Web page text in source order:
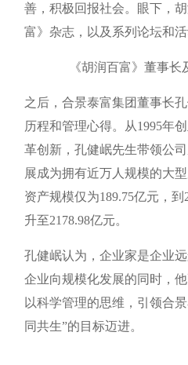
善，积极回报社会。眼下，
富》杂志，以及系列论坛和活
《胡润百富》董事
之后，合景泰富集团董事长
历程和管理心得。从1995年
革创新，孔健岷先生带领公
展成为拥有近万人规模的大
资产规模仅为189.75亿元，
升至2178.98亿元。
孔健岷认为，企业家是企业
企业向规模化发展的同时，
以科学管理的思维，引领合
同共生”的目标迈进。